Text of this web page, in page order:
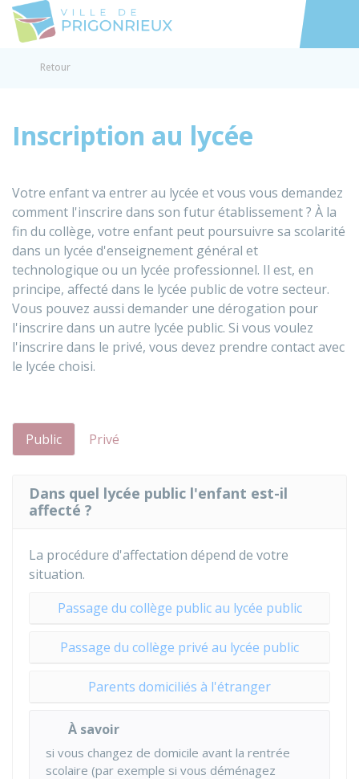
Accéder
Retour
Inscription au lycée
Votre enfant va entrer au lycée et vous vous demandez
comment l'inscrire dans son futur établissement ? À la
fin du collège, votre enfant peut poursuivre sa scolarité
dans un lycée d'enseignement général et
technologique ou un lycée professionnel. Il est, en
principe, affecté dans le lycée public de votre secteur.
Vous pouvez aussi demander une dérogation pour
l'inscrire dans un autre lycée public. Si vous voulez
l'inscrire dans le privé, vous devez prendre contact avec
le lycée choisi.
Public Privé
Dans quel lycée public l'enfant est-il
affecté ?
La procédure d'affectation dépend de votre
situation.
Passage du collège public au lycée public
Passage du collège privé au lycée public
Parents domiciliés à l'étranger
À savoir
si vous changez de domicile avant la rentrée
scolaire (par exemple si vous déménagez